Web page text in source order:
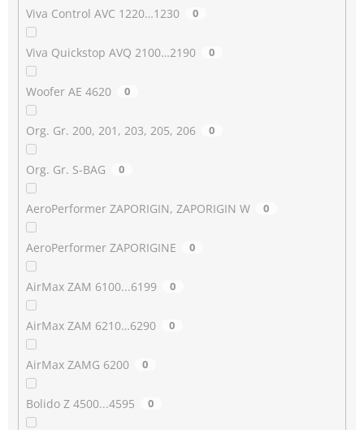
Viva Control AVC 1220…1230 0
Viva Quickstop AVQ 2100…2190 0
Woofer AE 4620 0
Org. Gr. 200, 201, 203, 205, 206 0
Org. Gr. S-BAG 0
AeroPerformer ZAPORIGIN, ZAPORIGIN W 0
AeroPerformer ZAPORIGINE 0
AirMax ZAM 6100...6199 0
AirMax ZAM 6210…6290 0
AirMax ZAMG 6200 0
Bolido Z 4500...4595 0